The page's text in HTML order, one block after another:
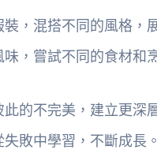
，混搭不同的風格，
，嘗試不同的食材和
的不完美，建立更深
敗中學習，不斷成長。